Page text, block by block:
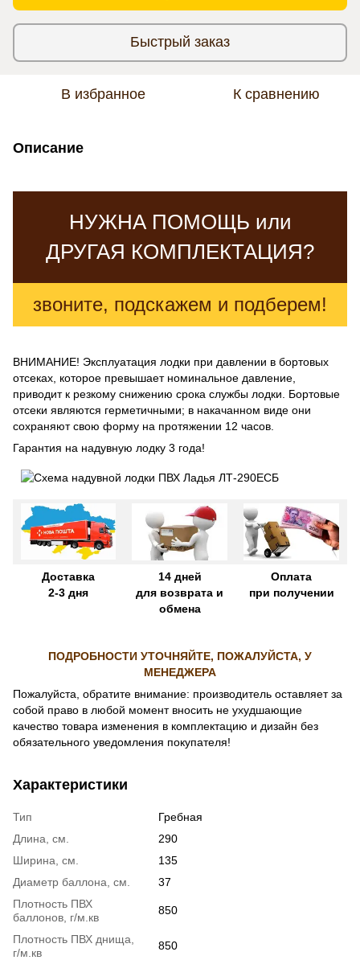
Быстрый заказ
В избранное К сравнению
Описание
НУЖНА ПОМОЩЬ или
ДРУГАЯ КОМПЛЕКТАЦИЯ?
звоните, подскажем и подберем!
ВНИМАНИЕ! Эксплуатация лодки при давлении в бортовых
отсеках, которое превышает номинальное давление,
приводит к резкому снижению срока службы лодки. Бортовые
отсеки являются герметичными; в накачанном виде они
сохраняют свою форму на протяжении 12 часов.
Гарантия на надувную лодку 3 года!
Доставка
2-3 дня
14 дней
для возврата и
обмена
Оплата
при получении
ПОДРОБНОСТИ УТОЧНЯЙТЕ, ПОЖАЛУЙСТА, У
МЕНЕДЖЕРА
Пожалуйста, обратите внимание: производитель оставляет за
собой право в любой момент вносить не ухудшающие
качество товара изменения в комплектацию и дизайн без
обязательного уведомления покупателя!
Характеристики
Тип
Гребная
Длина, см.
290
Ширина, см.
135
Диаметр баллона, см.
37
Плотность ПВХ
баллонов, г/м.кв
850
Плотность ПВХ днища,
г/м.кв
850